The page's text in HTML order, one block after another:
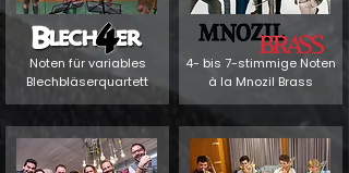
Noten für variables
Blechbläserquartett
4- bis 7-stimmige Noten
à la Mnozil Brass